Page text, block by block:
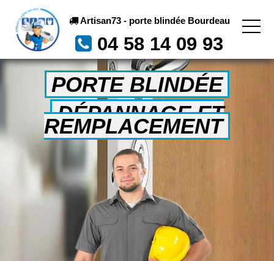
Artisan73 - porte blindée Bourdeau
04 58 14 09 93
PORTE BLINDÉE
DÉPANNAGE ET
REMPLACEMENT